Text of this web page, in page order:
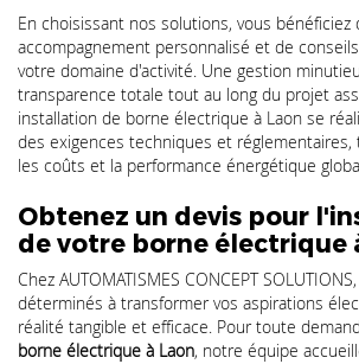
En choisissant nos solutions, vous bénéficiez
accompagnement personnalisé et de
votre domaine d'activité. Une gestion
transparence totale tout au long du projet
installation de borne électrique à Laon se
des exigences techniques et
les coûts et la performance énergétique
Obtenez un devis pour
de votre borne électrique
Chez AUTOMATISMES CONCEPT
déterminés à transformer vos aspirations
réalité tangible et efficace. Pour toute
borne électrique à Laon, notre équipe